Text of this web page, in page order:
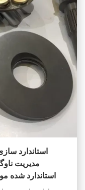
استاندارد
مدیریت
استاندارد شده